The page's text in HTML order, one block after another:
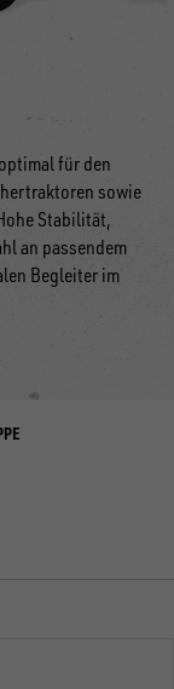
für den
sowie
Stabilität,
an passendem
Begleiter im